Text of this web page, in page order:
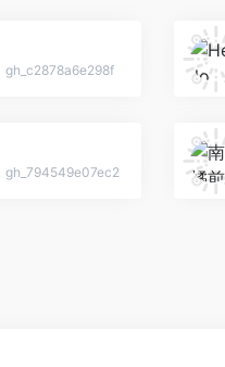
gh_c2878a6e298f
gh_794549e07ec2